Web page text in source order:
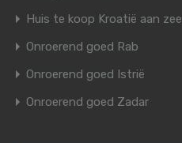
Huis te koop Kroatië aan zee
Onroerend goed Rab
Onroerend goed Istrië
Onroerend goed Zadar